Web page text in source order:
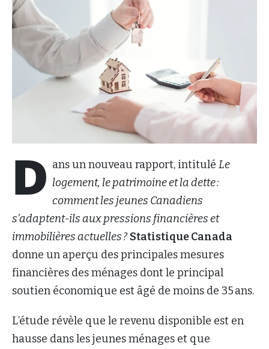
D ans un nouveau rapport, intitulé Le
logement, le patrimoine et la dette :
comment les jeunes Canadiens
s’adaptent-ils aux pressions financières et
immobilières actuelles ? Statistique Canada
donne un aperçu des principales mesures
financières des ménages dont le principal
soutien économique est âgé de moins de 35 ans.
L’étude révèle que le revenu disponible est en
hausse dans les jeunes ménages et que